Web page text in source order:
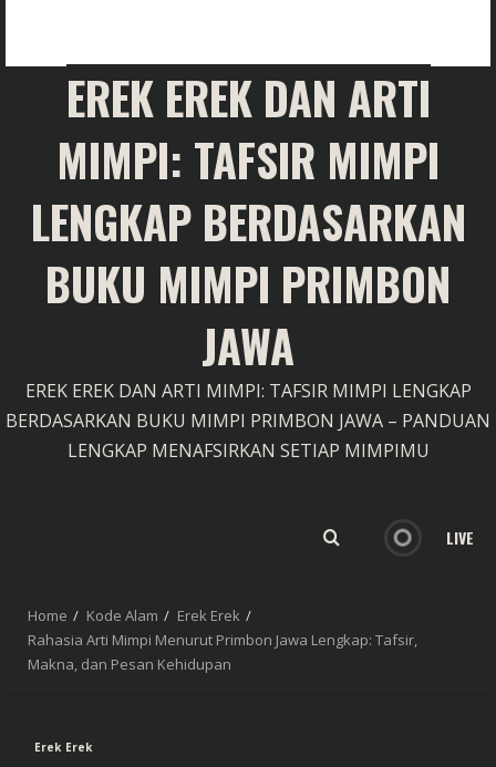
EREK EREK DAN ARTI
MIMPI: TAFSIR MIMPI
LENGKAP BERDASARKAN
BUKU MIMPI PRIMBON
JAWA
EREK EREK DAN ARTI MIMPI: TAFSIR MIMPI LENGKAP
BERDASARKAN BUKU MIMPI PRIMBON JAWA – PANDUAN
LENGKAP MENAFSIRKAN SETIAP MIMPIMU
LIVE
Home Kode Alam
Erek Erek
Rahasia Arti Mimpi Menurut Primbon Jawa Lengkap: Tafsir,
Makna, dan Pesan Kehidupan
Erek Erek